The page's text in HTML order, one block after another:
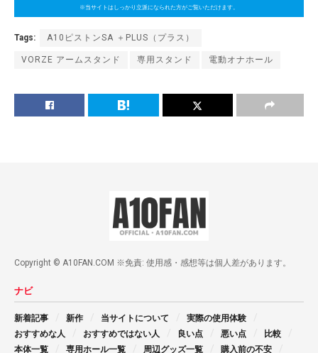
※当サイトはしっかり立派になられた方がご覧いただけます。
Tags: A10ピストンSA ＋PLUS（プラス）
VORZE アームスタンド 専用スタンド 電動オナホール
Copyright © A10FAN.COM ※免責: 使用感・感想等は個人差があります。
ナビ
新着記事 新作 当サイトについて
実際の使用体験
おすすめな人
おすすめではない人 良い点 悪い点
比較
本体一覧
専用ホール一覧 周辺グッズ一覧 購入前の不安